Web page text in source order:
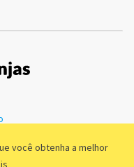
você obtenha a melhor